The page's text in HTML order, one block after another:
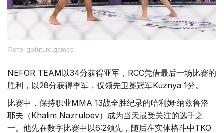
Фото: gofuture.games
NEFOR TEAM以34分获得亚军，RCC凭借最后一场比赛的
胜利，以28分获得季军，仅领先卫冕冠军Kuznya 1分。
比赛中，保持职业MMA 13战全胜纪录的哈利姆·纳兹鲁洛
耶夫（Khalim Nazruloev）成为当天最受关注的选手之
一。他先在数字比赛中以6:2领先，随后在实体格斗中TKO